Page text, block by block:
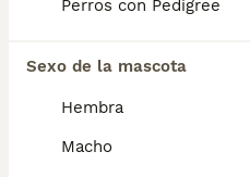
Perros con Pedigree
Sexo de la mascota
Hembra
Macho
ideal para una familia
¿Cómo saber si